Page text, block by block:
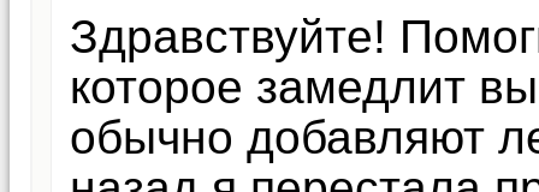
Здравствуйте!
которое замедлит
обычно добавляют